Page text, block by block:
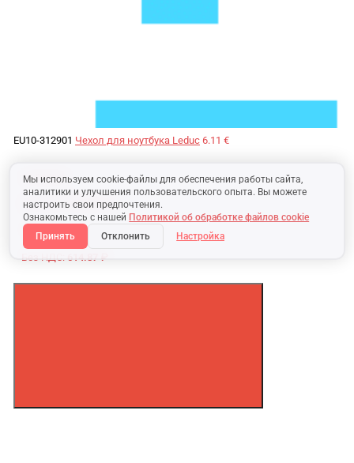
Мы используем cookie-файлы для обеспечения работы сайта,
аналитики и улучшения пользовательского опыта. Вы можете
настроить свои предпочтения.
Ознакомьтесь с нашей Политикой об обработке файлов cookie
Принять
Отклонить Настройка
EU10-312901 Чехол для ноутбука Leduc 6.11 €
24.86 BYN
Без НДС:20.72 BYN
750.14 ₽
Без НДС: 614.87 ₽